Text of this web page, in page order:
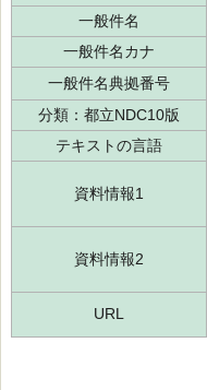
一般件名
一般件名カナ
一般件名典拠番号
分類：都立NDC10版
テキストの言語
資料情報1
資料情報2
URL